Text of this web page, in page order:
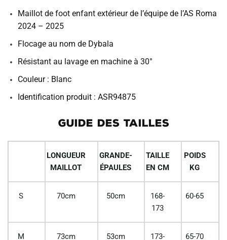
Maillot de foot enfant extérieur de l’équipe de l’AS Roma
2024 – 2025
Flocage au nom de Dybala
Résistant au lavage en machine à 30°
Couleur : Blanc
Identification produit : ASR94875
GUIDE DES TAILLES
LONGUEUR
MAILLOT
GRANDE-
ÉPAULES
TAILLE
EN CM
POIDS
KG
S 70cm 50cm
168-
173
60-65
M 73cm 53cm
173-
65-70